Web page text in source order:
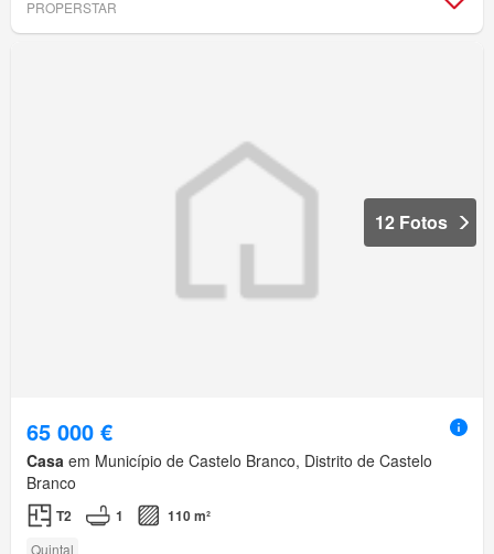
PROPERSTAR
12 Fotos
65 000 €
Casa em Município de Castelo Branco, Distrito de Castelo
Branco
T2 1 110 m²
Quintal